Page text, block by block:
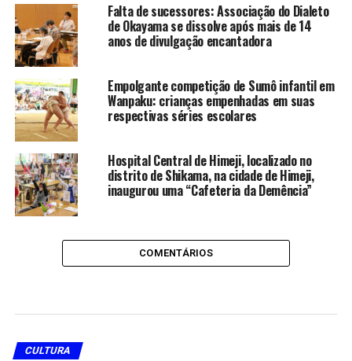
Falta de sucessores: Associação do Dialeto
de Okayama se dissolve após mais de 14
anos de divulgação encantadora
Empolgante competição de Sumô infantil em
Wanpaku: crianças empenhadas em suas
respectivas séries escolares
Hospital Central de Himeji, localizado no
distrito de Shikama, na cidade de Himeji,
inaugurou uma “Cafeteria da Demência”
COMENTÁRIOS
CULTURA